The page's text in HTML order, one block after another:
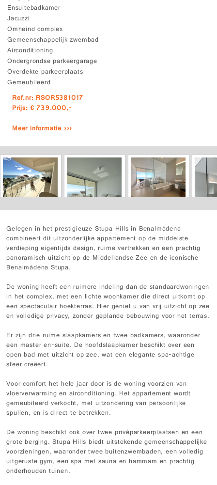
Ensuitebadkamer
Jacuzzi
Omheind complex
Gemeenschappelijk zwembad
Airconditioning
Ondergrondse parkeergarage
Overdekte parkeerplaats
Gemeubileerd
Ref.nr: RSOR5381017
Prijs: € 739.000,-
Meer informatie ›››
Gelegen in het prestigieuze Stupa Hills in Benalmádena
combineert dit uitzonderlijke appartement op de middelste
verdieping eigentijds design, ruime vertrekken en een prachtig
panoramisch uitzicht op de Middellandse Zee en de iconische
Benalmádena Stupa.
De woning heeft een ruimere indeling dan de standaardwoningen
in het complex, met een lichte woonkamer die direct uitkomt op
een spectaculair hoekterras. Hier geniet u van vrij uitzicht op zee
en volledige privacy, zonder geplande bebouwing voor het terras.
Er zijn drie ruime slaapkamers en twee badkamers, waaronder
een master en-suite. De hoofdslaapkamer beschikt over een
open bad met uitzicht op zee, wat een elegante spa-achtige
sfeer creëert.
Voor comfort het hele jaar door is de woning voorzien van
vloerverwarming en airconditioning. Het appartement wordt
gemeubileerd verkocht, met uitzondering van persoonlijke
spullen, en is direct te betrekken.
De woning beschikt ook over twee privéparkeerplaatsen en een
grote berging. Stupa Hills biedt uitstekende gemeenschappelijke
voorzieningen, waaronder twee buitenzwembaden, een volledig
uitgeruste gym, een spa met sauna en hammam en prachtig
onderhouden tuinen.